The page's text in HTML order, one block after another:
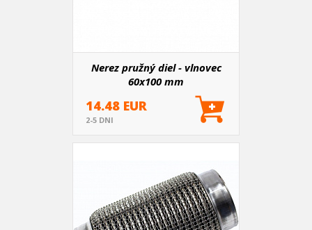
Nerez pružný diel - vlnovec
60x100 mm
14.48 EUR
2-5 DNI